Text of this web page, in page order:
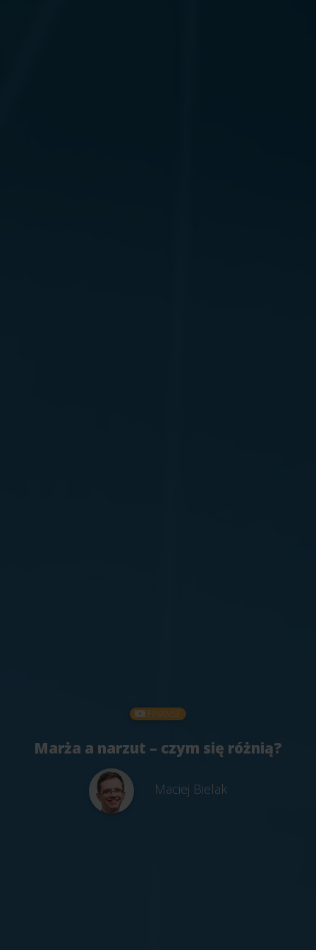
FINANSE
Marża a narzut – czym się różnią?
Maciej Bielak